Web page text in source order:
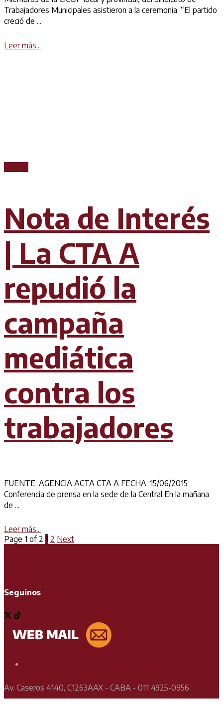
Trabajadores Municipales asistieron a la ceremonia. “El partido
creció de ...
Leer más...
Nota de Interés
| La CTA A
repudió la
campaña
mediática
contra los
trabajadores
FUENTE: AGENCIA ACTA CTA A FECHA: 15/06/2015
Conferencia de prensa en la sede de la Central En la mañana
de ...
Leer más...
Page 1 of 2 1 2 Next
Seguinos
Av. Caseros 4140, C1263AAX - CABA - 011 4925-0956